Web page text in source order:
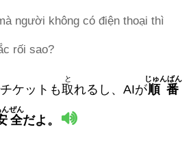
người không có điện thoại thì
rối sao?
ケットも取
と
れるし、AIが順番
じゅんばん
全
んぜん
だよ。